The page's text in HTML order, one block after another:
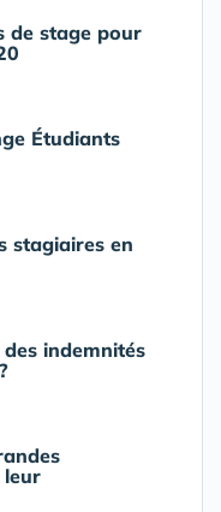
de stage pour
Étudiants
stagiaires en
indemnités